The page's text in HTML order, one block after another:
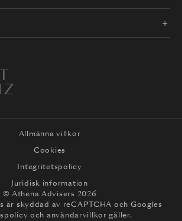
Allmänna villkor
Cookies
Integritetspolicy
Juridisk information
© Athena Advisers 2026
är skyddad av reCAPTCHA och Googles
och användarvillkor gäller.